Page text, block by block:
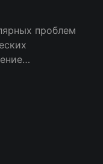
проблем
где кроется